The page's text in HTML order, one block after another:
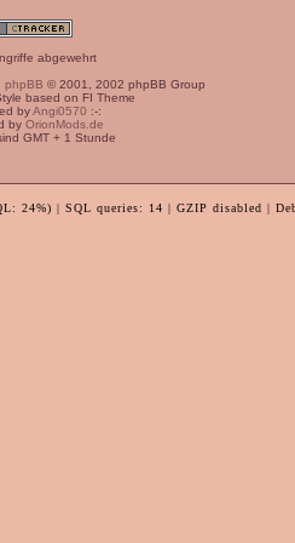
abgewehrt
phpBB © 2001, 2002 phpBB Group
based on FI Theme
byAngi0570 :-:
by OrionMods.de
GMT + 1 Stunde
24%) | SQL queries: 14 | GZIP disabled |